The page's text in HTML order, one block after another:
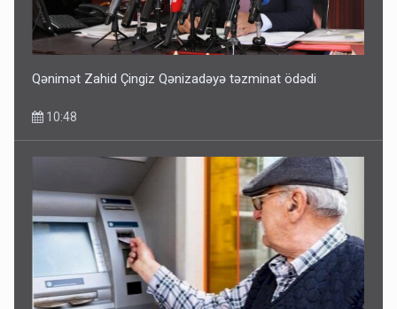
Qənimət Zahid Çingiz Qənizadəyə təzminat ödədi
10:48